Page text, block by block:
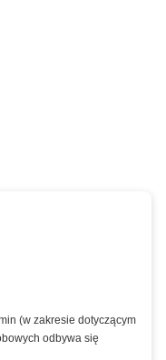
(w zakresie dotyczącym
odbywa się